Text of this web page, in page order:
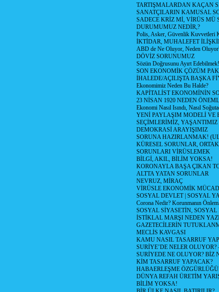
TARTIŞMALARDAN KAÇAN
SANATÇILARIN KAMUSAL
SADECE KRİZ Mİ, VİRÜS MÜ
DURUMUMUZ NEDİR,?
Polis, Asker, Güvenlik Kuvvetleri
İKTİDAR, MUHALEFET
ABD de Ne Oluyor, Neden
DÖVİZ SORUNUMUZ
Sözün Doğrusunu Ayırt Edebilmek!
SON EKONOMİK ÇÖZÜM
İHALEDE/AÇILIŞTA BAŞKA
Ekonomimiz Neden Bu Halde?
KAPİTALİST EKONOMİNİN
23 NİSAN 1920 NEDEN
Ekonomi Nasıl Isındı, Nasıl
YENİ PAYLAŞIM MODELİ VE
SEÇİMLERİMİZ, YAŞANTIMIZ
DEMOKRASİ ARAYIŞIMIZ
SORUNA HAZIRLANMAK!
KÜRESEL SORUNLAR,
SORUNLARI VİRÜSLEMEK
BİLGİ, AKIL, BİLİM YOKSA!
KORONAYLA BAŞA ÇIKAN
ALTTA YATAN SORUNLAR
NEVRUZ, MİRAÇ
VİRÜSLE EKONOMİK
SOSYAL DEVLET | SOSYAL
Corona Nedir? Korunmanın
SOSYAL SİYASETİN,
İSTİKLAL MARŞI NEDEN
GAZETECİLERİN
MECLİS KAVGASI
KAMU NASIL TASARRUF
SURİYE’DE NELER OLUYOR?
SURİYEDE NE OLUYOR? BİZ
KİM TASARRUF YAPACAK?
HABAERLEŞME
DÜNYA REFAH ÜRETİM
BİLİM YOKSA!